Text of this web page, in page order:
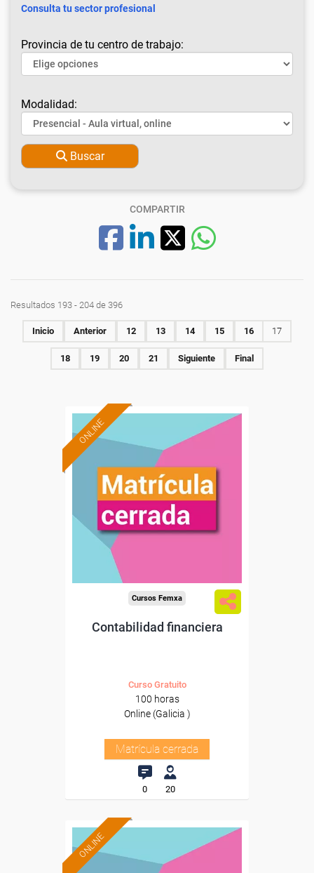
Consulta tu sector profesional
Provincia de tu centro de trabajo:
Modalidad:
Buscar
COMPARTIR
Resultados 193 - 204 de 396
Inicio Anterior 12 13 14 15 16 17
18 19 20 21 Siguiente Final
ONLINE
Cursos Femxa
Contabilidad financiera
Curso Gratuito
100 horas
Online (Galicia )
Matrícula cerrada
0 20
ONLINE